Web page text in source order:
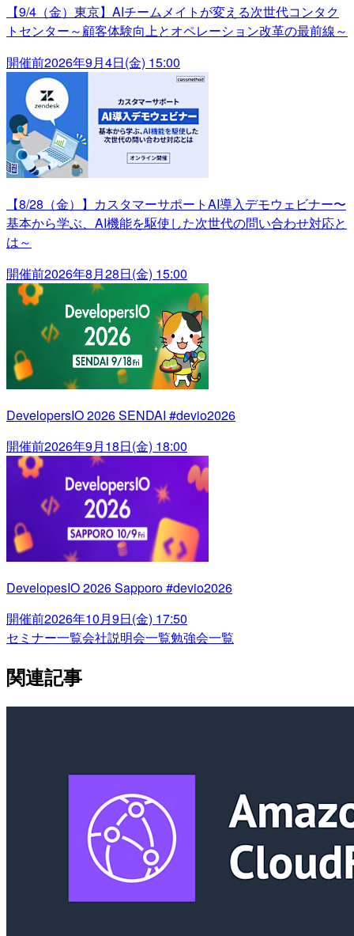
【9/4（金）東京】AIチームメイトが変える次世代コンタク
トセンター～顧客体験向上とオペレーション改革の最前線～
開催前2026年9月4日(金) 15:00
【8/28（金）】カスタマーサポートAI導入デモウェビナー〜
基本から学ぶ、AI機能を駆使した次世代の問い合わせ対応と
は～
開催前2026年8月28日(金) 15:00
DevelopersIO 2026 SENDAI #devio2026
開催前2026年9月18日(金) 18:00
DevelopesIO 2026 Sapporo #devio2026
開催前2026年10月9日(金) 17:50
セミナー一覧会社説明会一覧勉強会一覧
関連記事